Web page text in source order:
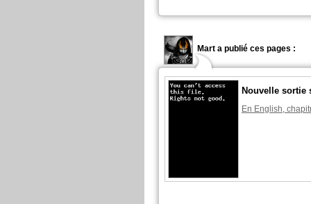
Mart a publié ces pages :
Nouvelle sortie
En English,